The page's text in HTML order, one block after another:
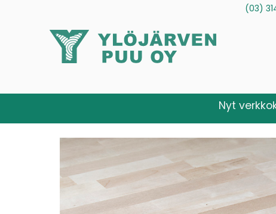
(03)
Nyt